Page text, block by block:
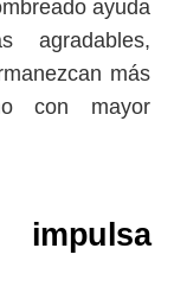
ayuda
agradables,
más
con mayor
impulsa